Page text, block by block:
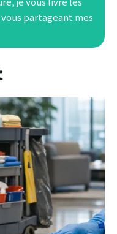
partageant mes